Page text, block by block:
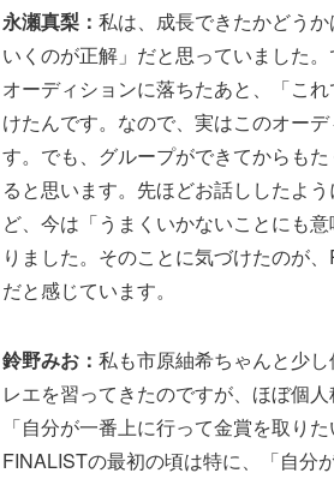
永瀬真梨： 私は、成長できたかどう
いくのが正解」だと思っていました
オーディションに落ちたあと、「こ
けたんです。なので、実はこのオー
す。でも、グループができてからも
ると思います。先ほどお話ししたよ
ど、今は「うまくいかないことにも
りました。そのことに気づけたのが
だと感じています。
鈴野みお： 私も市原紬希ちゃんと少
レエを習ってきたのですが、ほぼ個
「自分が一番上に行って金賞を取り
FINALISTの最初の頃は特に、「自分